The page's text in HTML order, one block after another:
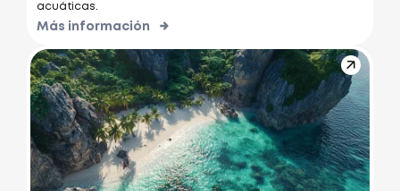
acuáticas.
Más información